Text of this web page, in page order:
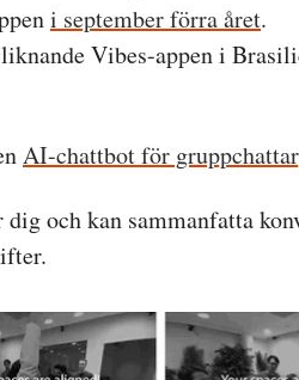
i september förra året.
Vibes-appen i
AI-chattbot för gruppchattar
och kan sammanfatta